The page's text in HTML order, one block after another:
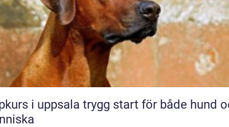
uppsala trygg start för både hund och